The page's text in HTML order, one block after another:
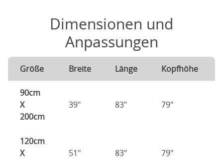
Dimensionen und
Anpassungen
Größe Breite Länge Kopfhöhe
90cm
X
200cm
39" 83" 79"
120cm
X
51" 83" 79"